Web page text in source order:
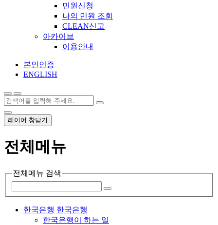
민원신청
나의 민원 조회
CLEAN신고
아카이브
이용안내
본인인증
ENGLISH
레이어 창닫기
전체메뉴
전체메뉴 검색
한국은행 한국은행
한국은행이 하는 일